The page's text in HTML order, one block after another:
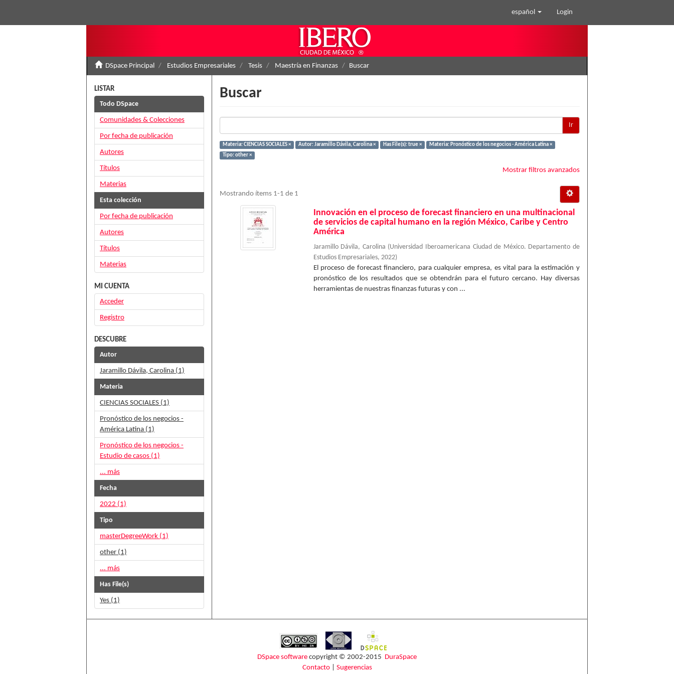
español Login
DSpace Principal Estudios Empresariales Tesis Maestría en Finanzas Buscar
Buscar
Ir
Materia: CIENCIAS SOCIALES × Autor: Jaramillo Dávila, Carolina × Has File(s): true ×
Materia: Pronóstico de los negocios - América Latina ×
Tipo: other ×
Mostrar filtros avanzados
Mostrando ítems 1-1 de 1
Innovación en el proceso de forecast financiero en una multinacional
de servicios de capital humano en la región México, Caribe y Centro
América
Jaramillo Dávila, Carolina (Universidad Iberoamericana Ciudad de México. Departamento de
Estudios Empresariales, 2022)
El proceso de forecast financiero, para cualquier empresa, es vital para la estimación y
pronóstico de los resultados que se obtendrán para el futuro cercano. Hay diversas
herramientas de nuestras finanzas futuras y con ...
LISTAR
Todo DSpace
Comunidades & Colecciones
Por fecha de publicación
Autores
Títulos
Materias
Esta colección
Por fecha de publicación
Autores
Títulos
Materias
MI CUENTA
Acceder
Registro
DESCUBRE
Autor
Jaramillo Dávila, Carolina (1)
Materia
CIENCIAS SOCIALES (1)
Pronóstico de los negocios -
América Latina (1)
Pronóstico de los negocios -
Estudio de casos (1)
... más
Fecha
2022 (1)
Tipo
masterDegreeWork (1)
other (1)
... más
Has File(s)
Yes (1)
DSpace software copyright © 2002-2015 DuraSpace
Contacto| Sugerencias